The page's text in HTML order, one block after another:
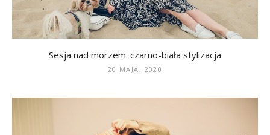
Sesja nad morzem: czarno-biała stylizacja
20 MAJA, 2020